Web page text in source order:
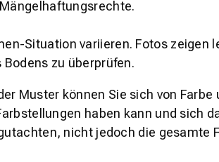
Situation variieren. Fotos zeigen
zu überprüfen.
Muster können Sie sich von
haben kann und sich
nicht jedoch die gesamte